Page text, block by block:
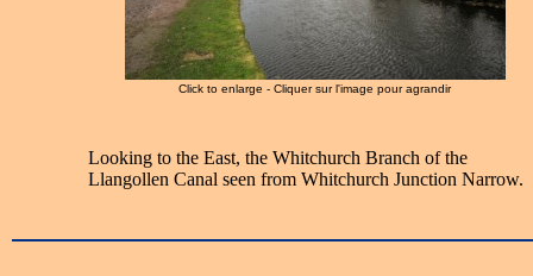
Click to enlarge - Cliquer sur l'image pour agrandir
Looking to the East, the Whitchurch Branch of the
Llangollen Canal seen from Whitchurch Junction Narrow.